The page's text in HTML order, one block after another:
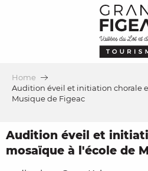
Home
Audition éveil et initiation chorale
Musique de Figeac
Audition éveil et
mosaïque à l'école de